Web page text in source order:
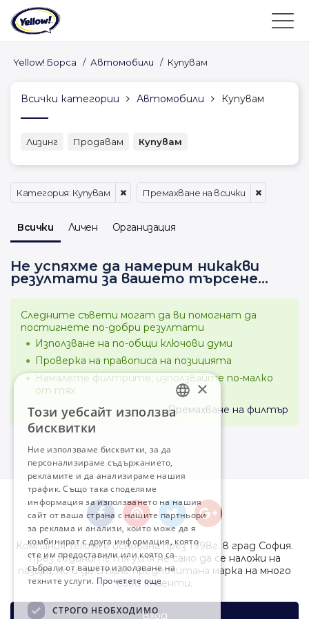
Yellow! Борса / Автомобили / Купувам
Всички категории Автомобили Купувам
Лизинг Продавам Купувам
Категория: Купувам Премахване на всички
Всички Личен Организация
Не успяхме да намерим никакви
резултати за вашето търсене...
Следните съвети могат да ви помогнат да
постигнете по-добри резултати
Използване на по-общи ключови думи
Проверка на правописа на позицията
Намалете филтрите, използвайте по-малко
от тях
Премахване на филтър
Компания Yellow! е основана през 1998г. в град София.
През годините тя успя не само да се наложи на
пазара, но и да стане предпочитана марка на много
свои клиенти.
Вход
BULGARIAN
×
Този уебсайт използва
бисквитки
Ние използваме бисквитки, за да
персонализираме съдържанието,
рекламите и да анализираме нашия
трафик. Също така споделяме
информация за използването на нашия
сайт от ваша страна с нашите партньори
за реклама и анализи, които може да я
комбинират с друга информация, която
сте им предоставили или която са
събрали от вашето използване на
техните услуги. Прочетете още
СТРОГО НЕОБХОДИМО